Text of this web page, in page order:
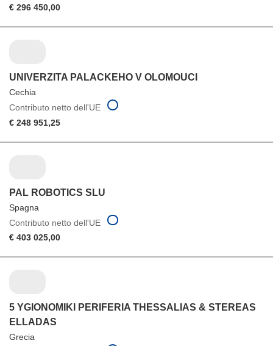
€ 296 450,00
UNIVERZITA PALACKEHO V OLOMOUCI
Cechia
Contributo netto dell'UE
€ 248 951,25
PAL ROBOTICS SLU
Spagna
Contributo netto dell'UE
€ 403 025,00
5 YGIONOMIKI PERIFERIA THESSALIAS & STEREAS
ELLADAS
Grecia